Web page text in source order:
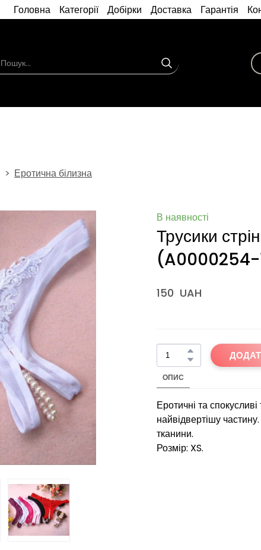
Головна Категорії Добірки Доставка Гарантія
Еротична білизна
В наявності
Трусики
(A0000254-
150  UAH
ОПИС
Еротичні та
найвідвертішу
тканини.
Розмір: XS.